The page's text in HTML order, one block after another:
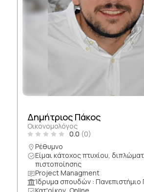
Δημήτριος Πάκος
Οικονομολόγος
0.0 (0)
Ρέθυμνο
Είμαι κάτοχος πτυχίου,
πιστοποίησης
Project Managment
Ίδρυμα σπουδών : Πανεπιστήμιο